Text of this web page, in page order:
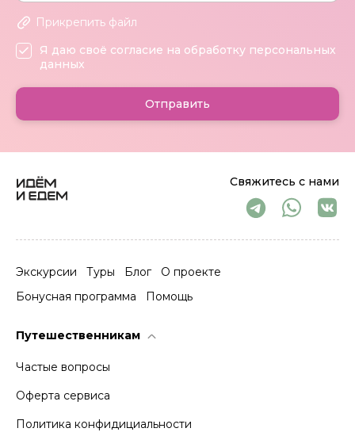
Свяжитесь с нами
Экскурсии Туры Блог
О проекте
Бонусная программа
Помощь
Путешественникам
Частые вопросы
Оферта сервиса
Политика конфидициальности
Прикрепить файл
Я даю своё согласие на обработку персональных
данных
Отправить